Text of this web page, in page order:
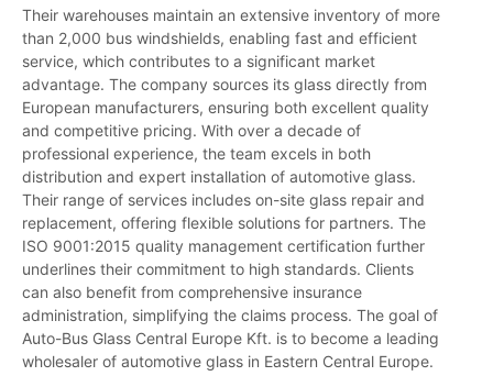
Their warehouses maintain an extensive inventory of more
than 2,000 bus windshields, enabling fast and efficient
service, which contributes to a significant market
advantage. The company sources its glass directly from
European manufacturers, ensuring both excellent quality
and competitive pricing. With over a decade of
professional experience, the team excels in both
distribution and expert installation of automotive glass.
Their range of services includes on-site glass repair and
replacement, offering flexible solutions for partners. The
ISO 9001:2015 quality management certification further
underlines their commitment to high standards. Clients
can also benefit from comprehensive insurance
administration, simplifying the claims process. The goal of
Auto-Bus Glass Central Europe Kft. is to become a leading
wholesaler of automotive glass in Eastern Central Europe.